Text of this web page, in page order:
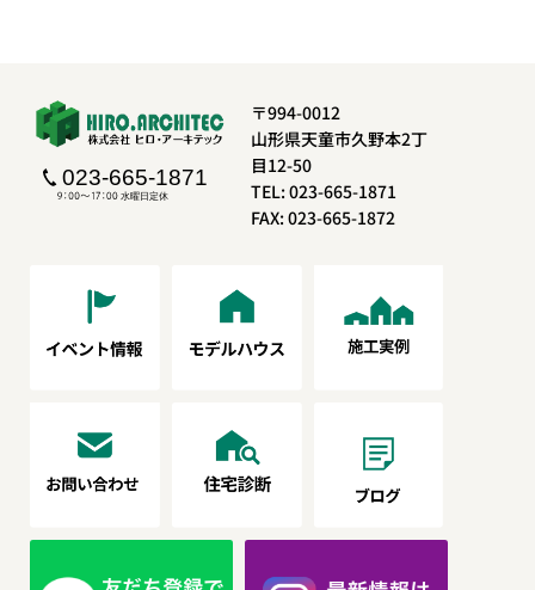
〒994-0012
山形県天童市久野本2丁
目12-50
TEL: 023-665-1871
FAX: 023-665-1872